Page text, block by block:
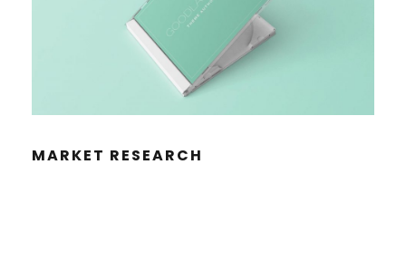
MAR­KET RESEARCH